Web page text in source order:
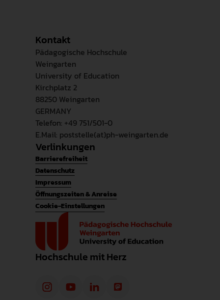
Kontakt
Pädagogische Hochschule
Weingarten
University of Education
Kirchplatz 2
88250 Weingarten
GERMANY
Telefon: +49 751/501-0
E.Mail: poststelle(at)ph-weingarten.de
Verlinkungen
Barrierefreiheit
Datenschutz
Impressum
Öffnungszeiten & Anreise
Cookie-Einstellungen
Hochschule mit Herz